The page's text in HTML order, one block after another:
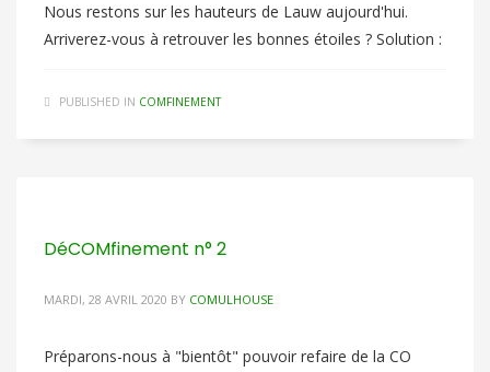
Nous restons sur les hauteurs de Lauw aujourd'hui.
Arriverez-vous à retrouver les bonnes étoiles ? Solution :
PUBLISHED IN COMFINEMENT
DéCOMfinement n° 2
MARDI, 28 AVRIL 2020 BY COMULHOUSE
Préparons-nous à "bientôt" pouvoir refaire de la CO